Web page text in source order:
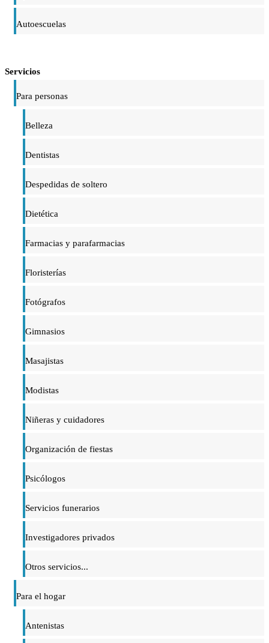
Autoescuelas
Servicios
Para personas
Belleza
Dentistas
Despedidas de soltero
Dietética
Farmacias y parafarmacias
Floristerías
Fotógrafos
Gimnasios
Masajistas
Modistas
Niñeras y cuidadores
Organización de fiestas
Psicólogos
Servicios funerarios
Investigadores privados
Otros servicios...
Para el hogar
Antenistas